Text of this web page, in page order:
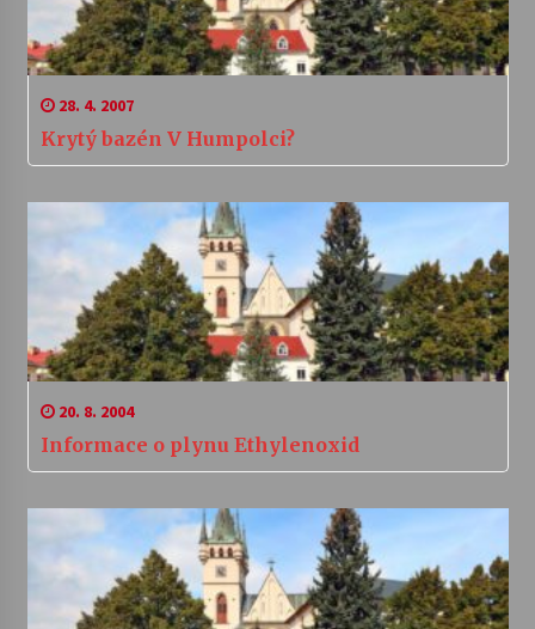
28. 4. 2007
Krytý bazén V Humpolci?
20. 8. 2004
Informace o plynu Ethylenoxid